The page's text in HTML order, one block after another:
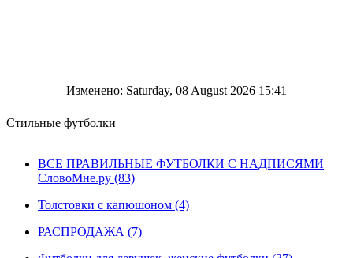
Изменено: Saturday, 08 August 2026 15:41
Стильные футболки
ВСЕ ПРАВИЛЬНЫЕ ФУТБОЛКИ С НАДПИСЯМИ
СловоМне.ру (83)
Толстовки с капюшоном (4)
РАСПРОДАЖА (7)